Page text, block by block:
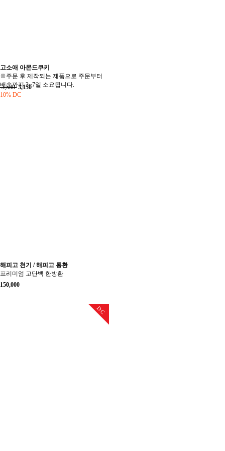
고소애 아몬드쿠키
※주문 후 제작되는 제품으로 주문부터
배송까지 3~7일 소요됩니다.
3,500 3,150
10% DC
해피고 천기 / 해피고 통환
프리미엄 고단백 한방환
150,000
DC